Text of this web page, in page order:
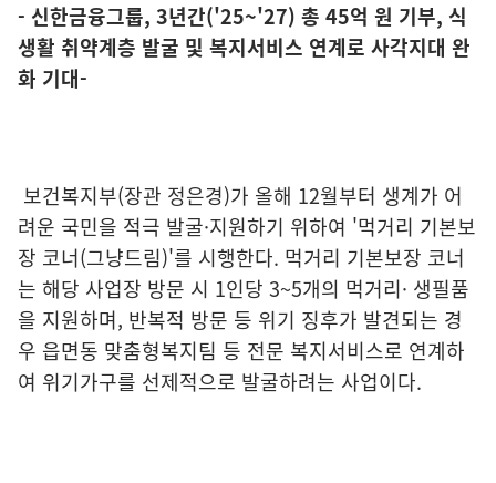
- 신한금융그룹, 3년간('25~'27) 총 45억 원 기부, 식
생활 취약계층 발굴 및 복지서비스 연계로 사각지대 완
화 기대-
보건복지부(장관 정은경)가 올해 12월부터 생계가 어
려운 국민을 적극 발굴·지원하기 위하여 '먹거리 기본보
장 코너(그냥드림)'를 시행한다. 먹거리 기본보장 코너
는 해당 사업장 방문 시 1인당 3~5개의 먹거리· 생필품
을 지원하며, 반복적 방문 등 위기 징후가 발견되는 경
우 읍면동 맞춤형복지팀 등 전문 복지서비스로 연계하
여 위기가구를 선제적으로 발굴하려는 사업이다.